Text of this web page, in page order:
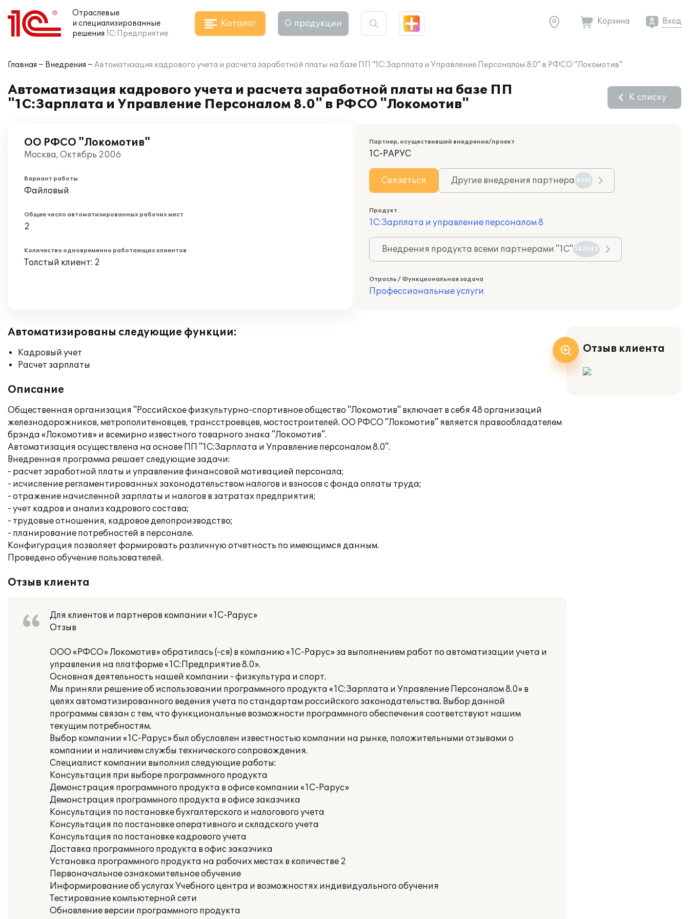
Отраслевые
и специализированные
решения 1С:Предприятие
Каталог О продукции Корзина Вход
Главная Внедрения Автоматизация кадрового учета и расчета заработной платы на базе ПП "1С:Зарплата и Управление Персоналом 8.0" в РФСО "Локомотив"
Автоматизация кадрового учета и расчета заработной платы на базе ПП
"1С:Зарплата и Управление Персоналом 8.0" в РФСО "Локомотив"
К списку
ОО РФСО "Локомотив"
Москва, Октябрь 2006
Вариант работы
Файловый
Общее число автоматизированных рабочих мест
2
Количество одновременно работающих клиентов
Толстый клиент: 2
Партнер, осуществивший внедрение/проект
1С-РАРУС
Связаться Другие внедрения партнера 9216
Продукт
1С:Зарплата и управление персоналом 8
Внедрения продукта всеми партнерами "1С" 147043
Отрасль / Функциональная задача
Профессиональные услуги
Автоматизированы следующие функции:
Кадровый учет
Расчет зарплаты
Описание
Общественная организация "Российское физкультурно-спортивное общество "Локомотив" включает в себя 48 организаций
железнодорожников, метрополитеновцев, трансстроевцев, мостостроителей. ОО РФСО "Локомотив" является правообладателем
брэнда «Локомотив» и всемирно известного товарного знака "Локомотив".
Автоматизация осуществлена на основе ПП "1С:Зарплата и Управление персоналом 8.0".
Внедренная программа решает следующие задачи:
- расчет заработной платы и управление финансовой мотивацией персонала;
- исчисление регламентированных законодательством налогов и взносов с фонда оплаты труда;
- отражение начисленной зарплаты и налогов в затратах предприятия;
- учет кадров и анализ кадрового состава;
- трудовые отношения, кадровое делопроизводство;
- планирование потребностей в персонале.
Конфигурация позволяет формировать различную отчетность по имеющимся данным.
Проведено обучение пользователей.
Отзыв клиента
Для клиентов и партнеров компании «1С-Рарус»
Отзыв
ООО «РФСО» Локомотив» обратилась (-ся) в компанию «1С-Рарус» за выполнением работ по автоматизации учета и
управления на платформе «1С:Предприятие 8.0».
Основная деятельность нашей компании - физкультура и спорт.
Мы приняли решение об использовании программного продукта «1С:Зарплата и Управление Персоналом 8.0» в
целях автоматизированного ведения учета по стандартам российского законодательства. Выбор данной
программы связан с тем, что функциональные возможности программного обеспечения соответствуют нашим
текущим потребностям.
Выбор компании «1С-Рарус» был обусловлен известностью компании на рынке, положительными отзывами о
компании и наличием службы технического сопровождения.
Специалист компании выполнил следующие работы:
Консультация при выборе программного продукта
Демонстрация программного продукта в офисе компании «1С-Рарус»
Демонстрация программного продукта в офисе заказчика
Консультация по постановке бухгалтерского и налогового учета
Консультация по постановке оперативного и складского учета
Консультация по постановке кадрового учета
Доставка программного продукта в офис заказчика
Установка программного продукта на рабочих местах в количестве 2
Первоначальное ознакомительное обучение
Информирование об услугах Учебного центра и возможностях индивидуального обучения
Тестирование компьютерной сети
Обновление версии программного продукта
Отзыв клиента